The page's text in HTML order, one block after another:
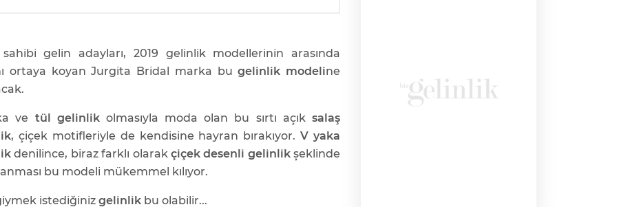
gelin adayları, 2019 gelinlik modellerinin arasında
ortaya koyan Jurgita Bridal marka bugelinlik modeline
ve tül gelinlikolmasıyla moda olan bu sırtı açıksalaş
, çiçek motifleriyle de kendisine hayran bırakıyor.V yaka
denilince, biraz farklı olarak çiçek desenli gelinlikşeklinde
bu modeli mükemmel kılıyor.
istediğiniz gelinlik bu olabilir...